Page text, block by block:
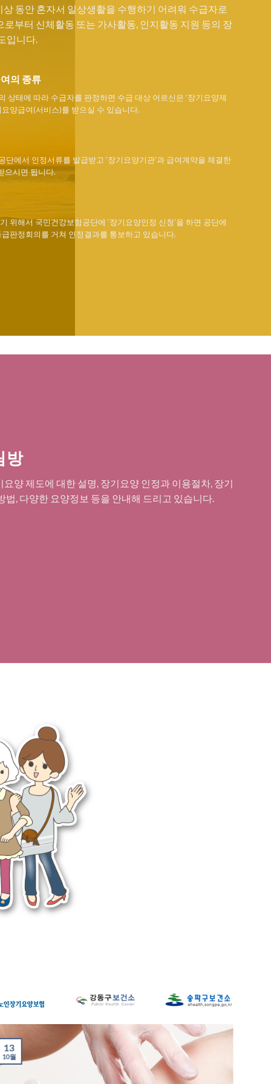
동안 혼자서 일상생활을 수행하기 어려워 수급자로
부터 신체활동 또는 가사활동, 인지활동 지원 등의 장
입니다.
의 종류
상태에 따라 수급자를 판정하면 수급 대상 어르신은 ‘장기요양제
양급여(서비스)를 받으실 수 있습니다.
단에서 인정서류를 발급받고 ‘장기요양기관’과 급여계약을 체결한
으시면 됩니다.
위해서 국민건강보험공단에 ‘장기요양인정 신청’을 하면 공단에
판정회의를 거쳐 인정결과를 통보하고 있습니다.
방
양 제도에 대한 설명, 장기요양 인정과 이용절차, 장기
법, 다양한 요양정보 등을 안내해 드리고 있습니다.
13
10월